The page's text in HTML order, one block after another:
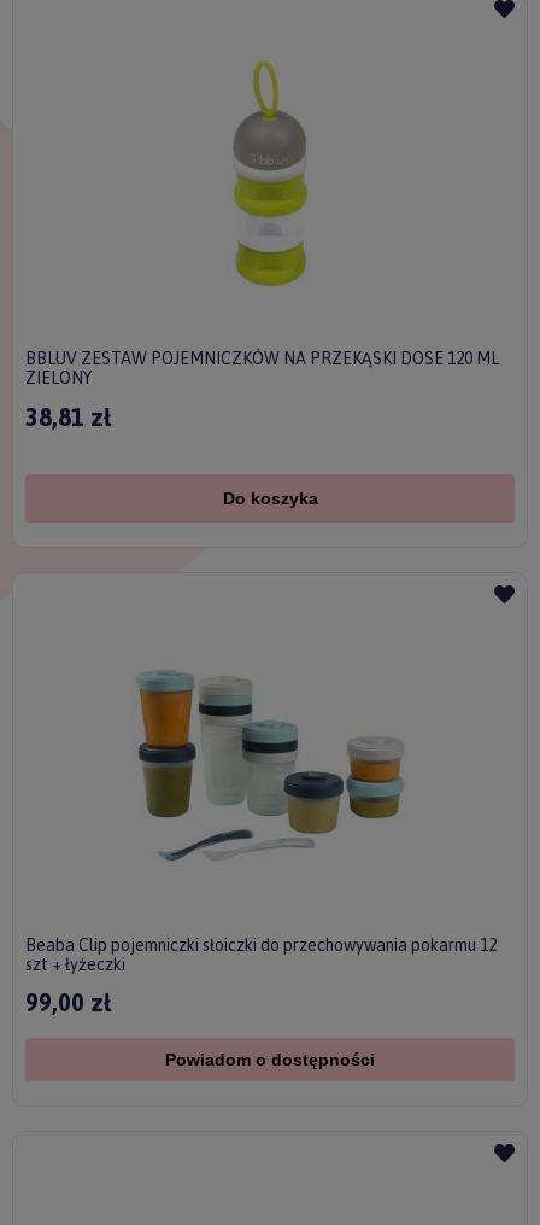
BBLUV ZESTAW POJEMNICZKÓW NA PRZEKĄSKI DOSE 120 ML
ZIELONY
38,81 zł
Do koszyka
Beaba Clip pojemniczki słoiczki do przechowywania pokarmu 12
szt + łyżeczki
99,00 zł
Powiadom o dostępności